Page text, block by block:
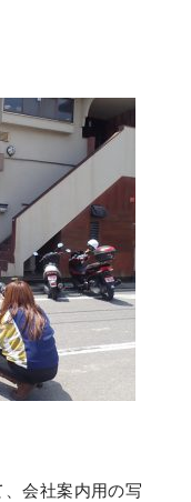
会社案内用の写